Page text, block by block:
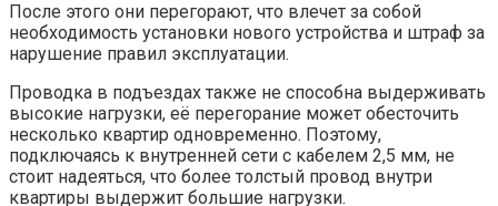
После этого они перегорают, что влечет за собой
необходимость установки нового устройства и штраф за
нарушение правил эксплуатации.
Проводка в подъездах также не способна выдерживать
высокие нагрузки, её перегорание может обесточить
несколько квартир одновременно. Поэтому,
подключаясь к внутренней сети с кабелем 2,5 мм, не
стоит надеяться, что более толстый провод внутри
квартиры выдержит большие нагрузки.